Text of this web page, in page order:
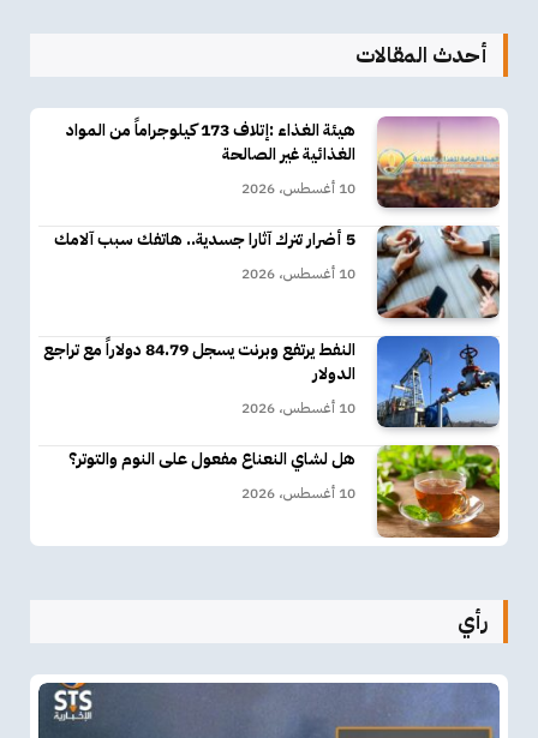
أحدث المقالات
هيئة الغذاء :إتلاف 173 كيلوجراماً من المواد
الغذائية غير الصالحة
10 أغسطس، 2026
5 أضرار تترك آثارا جسدية.. هاتفك سبب آلامك
10 أغسطس، 2026
النفط يرتفع وبرنت يسجل 84.79 دولاراً مع تراجع
الدولار
10 أغسطس، 2026
هل لشاي النعناع مفعول على النوم والتوتر؟
10 أغسطس، 2026
رأي